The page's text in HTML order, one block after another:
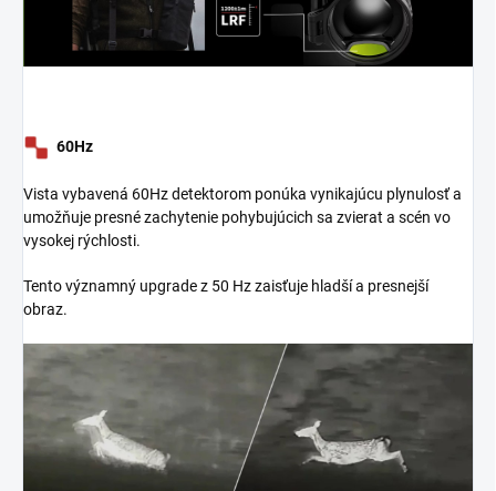
60Hz
Vista vybavená 60Hz detektorom ponúka vynikajúcu plynulosť a
umožňuje presné zachytenie pohybujúcich sa zvierat a scén vo
vysokej rýchlosti.
Tento významný upgrade z 50 Hz zaisťuje hladší a presnejší
obraz.